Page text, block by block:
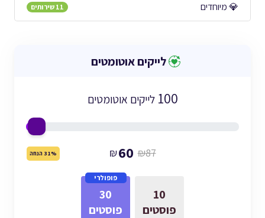
💎 מיוחדים 11 שירותים
לייקים אוטומטים
100 לייקים אוטומטים
₪60 ₪87 31% הנחה
10
פוסטים
30
פוסטים
פופולרי